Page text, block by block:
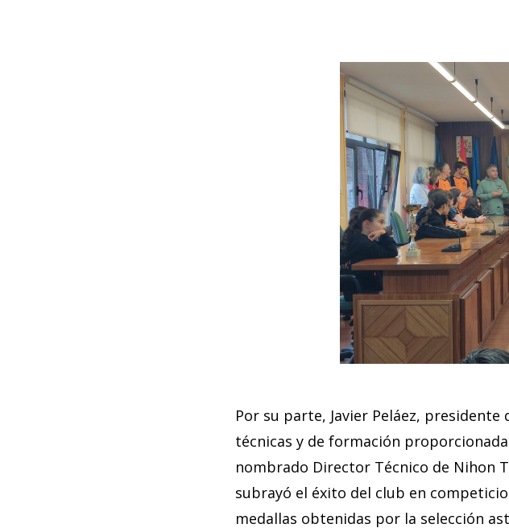
Por su parte, Javier Peláez,
técnicas y de formación
nombrado Director Técnico de Nihon
subrayó el éxito del club en
medallas obtenidas por la selección